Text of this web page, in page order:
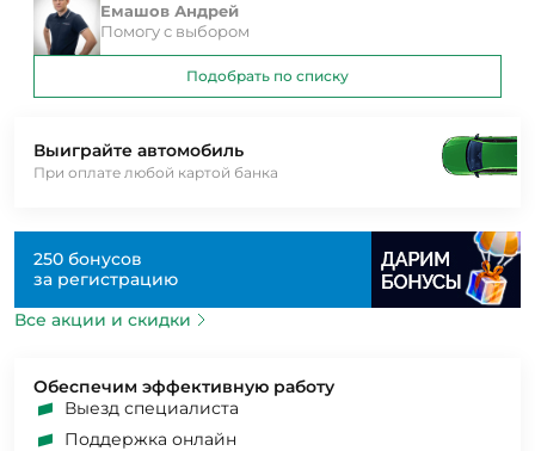
Выиграйте автомобиль
При оплате любой картой банка
250 бонусов
за регистрацию
Все акции и скидки
Обеспечим эффективную работу
Выезд специалиста
Поддержка онлайн
Емашов Андрей
Помогу с выбором
Подобрать по списку